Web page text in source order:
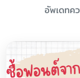
อัพเดทค